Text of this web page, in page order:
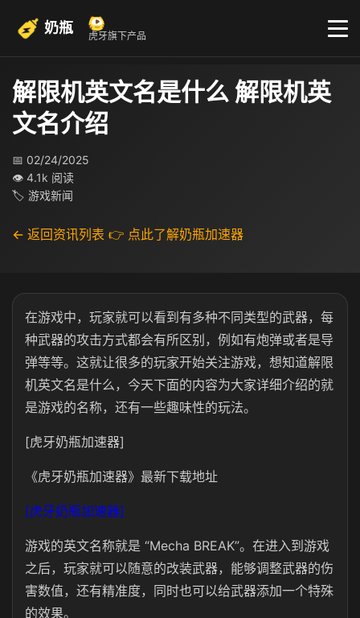
奶瓶 虎牙旗下产品
解限机英文名是什么 解限机英
文名介绍
📅 02/24/2025
👁 4.1k 阅读
🏷 游戏新闻
← 返回资讯列表 👉 点此了解奶瓶加速器
在游戏中，玩家就可以看到有多种不同类型的武器，每
种武器的攻击方式都会有所区别，例如有炮弹或者是导
弹等等。这就让很多的玩家开始关注游戏，想知道解限
机英文名是什么，今天下面的内容为大家详细介绍的就
是游戏的名称，还有一些趣味性的玩法。
[虎牙奶瓶加速器]
《虎牙奶瓶加速器》最新下载地址
[虎牙奶瓶加速器]
游戏的英文名称就是 “Mecha BREAK”。在进入到游戏
之后，玩家就可以随意的改装武器，能够调整武器的伤
害数值，还有精准度，同时也可以给武器添加一个特殊
的效果。